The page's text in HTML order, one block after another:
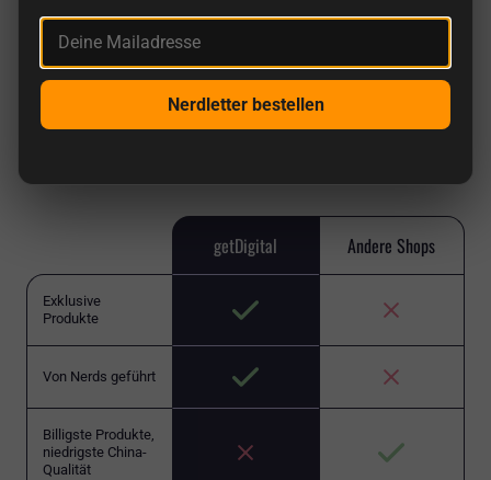
getDigital im Vergleich
Bei uns findest du einzigartige Artikel von Nerds
für Nerds und keinen 08/15-Chinamüll wie in
getDigital Andere Shops
Exklusive
Produkte
Von Nerds geführt
Billigste Produkte,
niedrigste China-
Qualität
Deine Mailadresse
Nerdletter bestellen